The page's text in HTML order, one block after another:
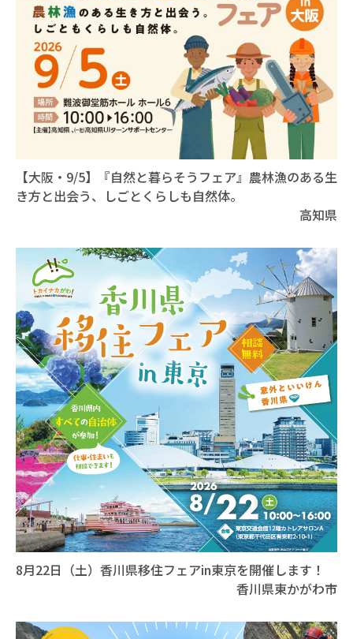
【大阪・9/5】『自然と暮らそうフェア』農林漁のある生
き方と出会う、しごとくらしも自然体。
高知県
8月22日（土）香川県移住フェアin東京を開催します！
香川県東かがわ市